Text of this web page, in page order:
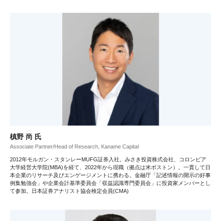
槙野 尚 氏
Associate Partner/Head of Research, Kaname Capital
2012年モルガン・スタンレーMUFG証券入社。みさき投資株式会社、コロンビア
大学経営大学院(MBA)を経て、2022年から現職（拠点は米ボストン）。一貫して日
本企業のリサーチ及びエンゲージメントに携わる。金融庁「記述情報の開示の好事
例集勉強会」や企業会計基準委員会「収益認識専門委員会」に投資家メンバーとし
て参加。日本証券アナリスト協会検定会員(CMA)